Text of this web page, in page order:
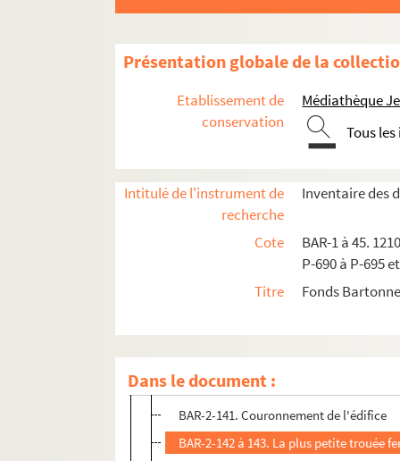
Présentation globale de la
Etablissement de
conservation
Médiathèque
Tous
Intitulé de l'instrument de
recherche
Inventaire des
Cote
BAR-1 à 45.
P-690 à P-695
Titre
Fonds
Dans le document :
Brionne (Paul)
Cham
Choubrac, L.
Coco
Avant et après l'incendie
BAR-2-138. Ho ! J'ai du cœur
BAR-2-139. Ah ! Mauvais drôles, assez
BAR-2-140. Nos ravitaillements
BAR-2-141. Couronnement de l'édifice
BAR-2-142 à 143. La plus petite trouée